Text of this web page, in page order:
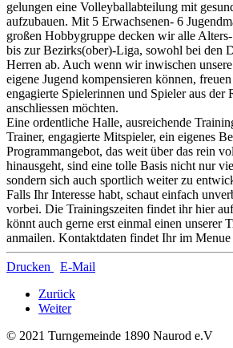
gelungen eine Volleyballabteilung mit
aufzubauen. Mit 5 Erwachsenen- 6
großen Hobbygruppe decken wir alle
bis zur Bezirks(ober)-Liga, sowohl bei den
Herren ab. Auch wenn wir inwischen
eigene Jugend kompensieren können,
engagierte Spielerinnen und Spieler aus der
anschliessen möchten.
Eine ordentliche Halle, ausreichende
Trainer, engagierte Mitspieler, ein eigenes
Programmangebot, das weit über das rein
hinausgeht, sind eine tolle Basis nicht nur
sondern sich auch sportlich weiter zu
Falls Ihr Interesse habt, schaut einfach
vorbei. Die Trainingszeiten findet ihr hier
könnt auch gerne erst einmal einen unserer
anmailen. Kontaktdaten findet Ihr im
Drucken
E-Mail
Zurück
Weiter
© 2021 Turngemeinde 1890 Naurod e.V